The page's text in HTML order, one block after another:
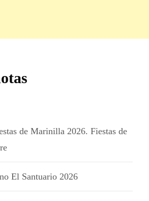
de Marinilla 2026. Fiestas de
El Santuario 2026